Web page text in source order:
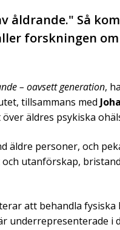
åldrande." Så
forskningen
– oavsett generation,
tillsammans med
äldres psykiska
äldre personer, och
utanförskap,
att behandla fysiska
underrepresenterade i